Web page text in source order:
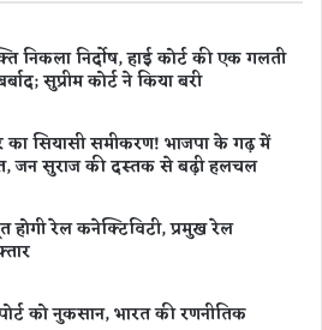
निर्दोष, हाई कोर्ट की एक गलती
सुप्रीम कोर्ट ने किया बरी
का सियासी समीकरण! भाजपा के गढ़ में
जन सुराज की दस्तक से बढ़ी हलचल
रेल कनेक्टिविटी, प्रमुख रेल
को नुकसान, भारत की रणनीतिक